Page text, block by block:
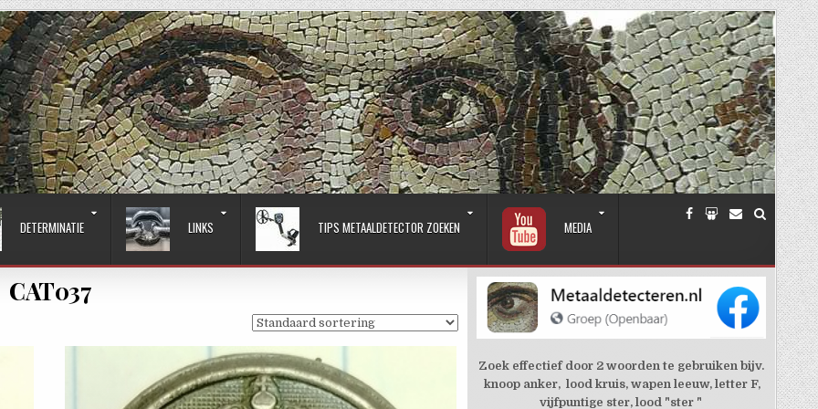
DETERMINATIE LINKS TIPS METAALDETECTOR ZOEKEN MEDIA
CAT037
Zoek effectief door 2 woorden te gebruiken bijv.
knoop anker, lood kruis, wapen leeuw, letter F,
vijfpuntige ster, lood "ster "